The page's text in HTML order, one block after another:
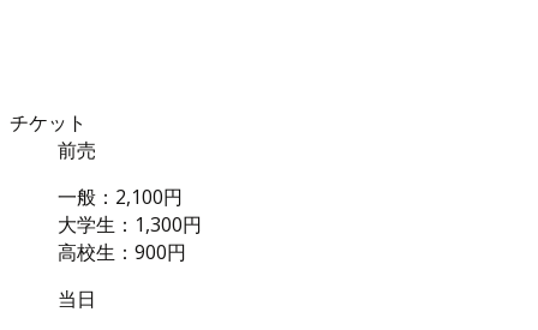
チケット
前売
一般：2,100円
大学生：1,300円
高校生：900円
当日